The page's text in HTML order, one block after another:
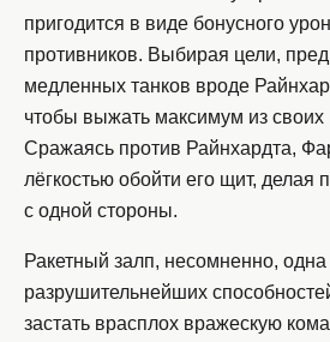
пригодится в виде бонусного
противников. Выбирая цели,
медленных танков вроде
чтобы выжать максимум из своих
Сражаясь против Райнхардта,
лёгкостью обойти его щит, делая
с одной стороны.
Ракетный залп, несомненно, одна
разрушительнейших
застать врасплох вражескую